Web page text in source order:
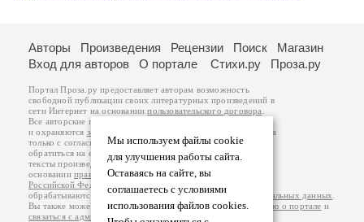
Мы используем файлы cookie
для улучшения работы сайта.
Оставаясь на сайте, вы
соглашаетесь с условиями
использования файлов cookies.
Авторы Произведения Рецензии Поиск
Магазин
Вход для авторов
О портале Стихи.ру Проза.ру
Портал Проза.ру предоставляет авторам возможность
свободной публикации своих литературных произведений в
сети Интернет на основаниипользовательского договора
Все авторские права на произведения принадлежат авторам
и охраняются законом
. Перепечатка произведений возможна
только с согласия его автора, к которому вы можете
обратиться на его авторской странице. Ответственность за
тексты произведений авторы несут самостоятельно на
основанииправил публикацииизаконодательства
Российской Федерации
обрабатываются на основанииПолитики обработки персональных данных
Вы также можете посмотреть более подробнуюинформацию о портале и
связаться с администрацией